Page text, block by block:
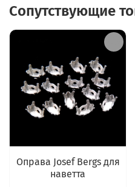
Сопутствующие
Оправа Josef Bergs для
наветта